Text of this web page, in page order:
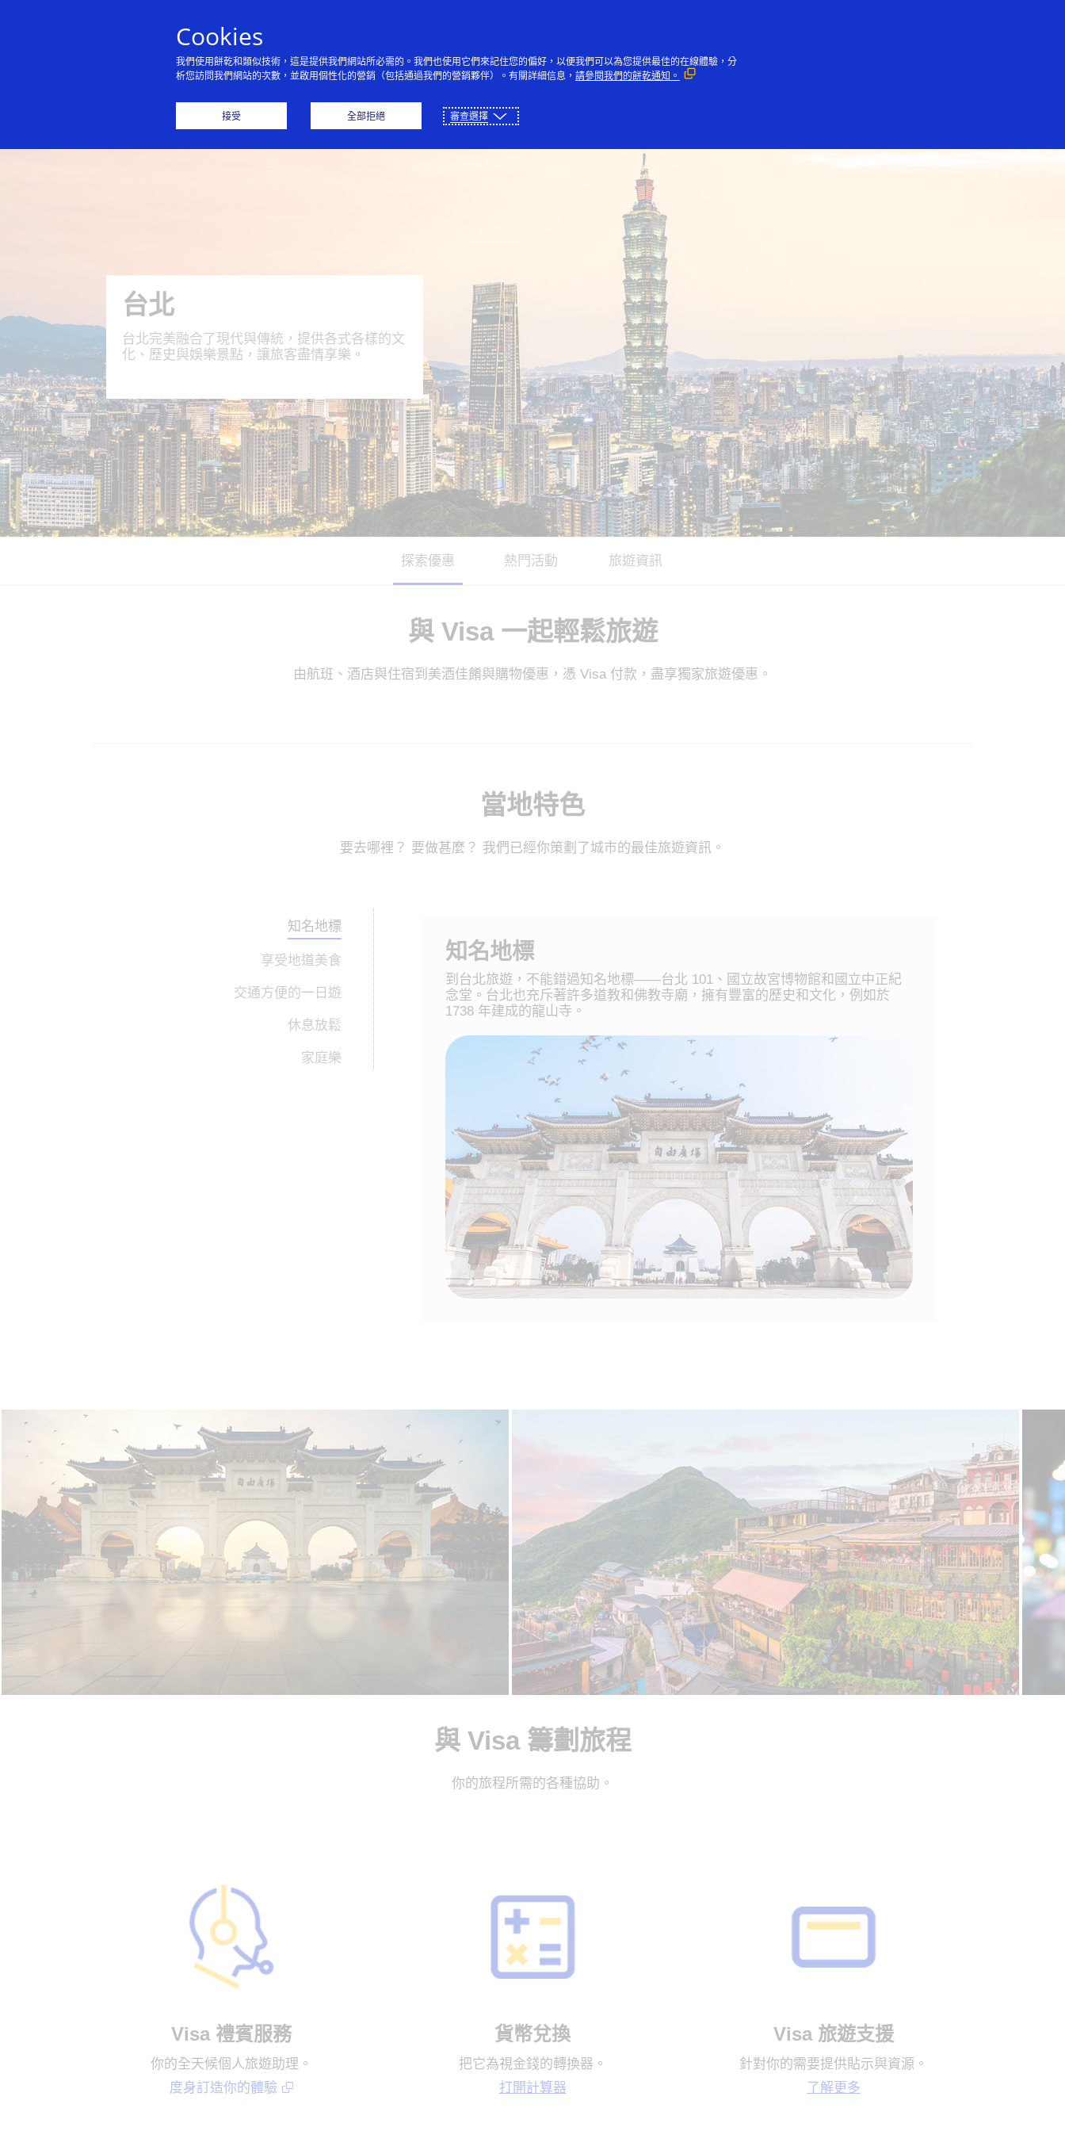
個人 企業與政府 創新者 社會大眾
倫敦 紐約市 巴黎
台北
台北完美融合了現代與傳統，提供各式各樣的文
化、歷史與娛樂景點，讓旅客盡情享樂。
探索優惠 熱門活動 旅遊資訊
與 Visa 一起輕鬆旅遊
由航班、酒店與住宿到美酒佳餚與購物優惠，憑 Visa 付款，盡享獨家旅遊優惠。
當地特色
要去哪裡？ 要做甚麼？ 我們已經你策劃了城市的最佳旅遊資訊。
知名地標
享受地道美食
交通方便的一日遊
休息放鬆
家庭樂
知名地標
到台北旅遊，不能錯過知名地標——台北 101、國立故宮博物館和國立中正紀
念堂。台北也充斥著許多道教和佛教寺廟，擁有豐富的歷史和文化，例如於
1738 年建成的龍山寺。
與 Visa 籌劃旅程
你的旅程所需的各種協助。
Visa 禮賓服務
你的全天候個人旅遊助理。
度身訂造你的體驗
貨幣兌換
把它為視金錢的轉換器。
打開計算器
Visa 旅遊支援
針對你的需要提供貼示與資源。
了解更多
Cookies
我們使用餅乾和類似技術，這是提供我們網站所必需的。我們也使用它們來記住您的偏好，以便我們可以為您提供最佳的在線體驗，分
析您訪問我們網站的次數，並啟用個性化的營銷（包括通過我們的營銷夥伴）。有關詳細信息， 請參閱我們的餅乾通知。
接受 全部拒絕 審查選擇